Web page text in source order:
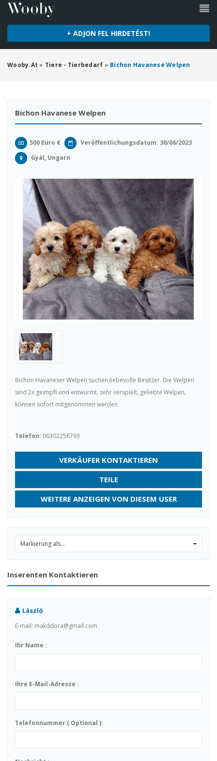
+ ADJON FEL HIRDETÉST!
Wooby.at » Tiere - Tierbedarf » Bichon Havanese Welpen
Bichon Havanese Welpen
500 Euro €
Veröffentlichungsdatum: 30/06/2023
Gyál, Ungarn
Bichon Havaneser Welpen suchen liebevolle Besitzer. Die Welpen
sind 2x geimpft und entwurmt, sehr verspielt, geliebte Welpen,
können sofort mitgenommen werden
Telefon: 06302256793
VERKÄUFER KONTAKTIEREN
TEILE
WEITERE ANZEIGEN VON DIESEM USER
Markierung als...
Inserenten Kontaktieren
László
E-mail: makddora@gmail.com
Ihr Name :
Ihre E-Mail-Adresse :
Telefonnummer ( Optional ):